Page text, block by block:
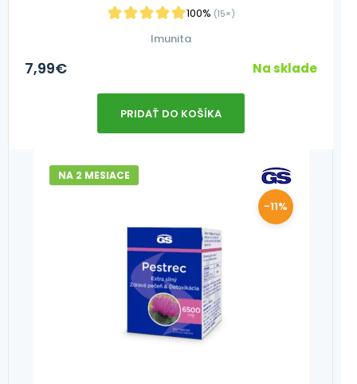
100% (15×)
Imunita
7,99€ Na sklade
PRIDAŤ DO KOŠÍKA
NA 2 MESIACE
-11%